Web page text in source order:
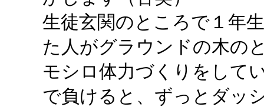
生徒玄関のところで１年
た人がグラウンドの木の
モシロ体力づくりをして
で負けると、ずっとダッ